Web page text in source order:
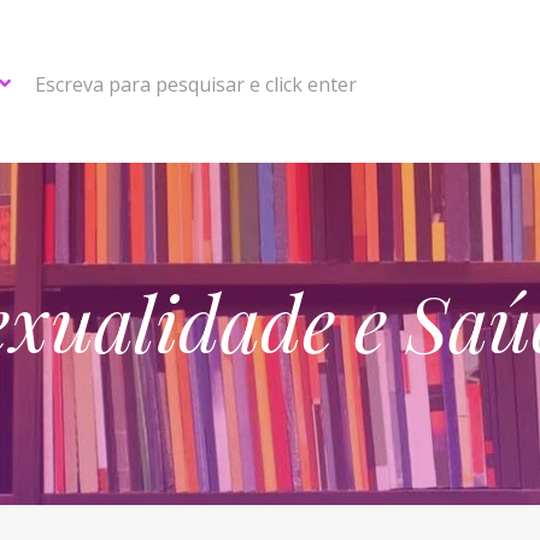
Escreva para pesquisar e click enter
e